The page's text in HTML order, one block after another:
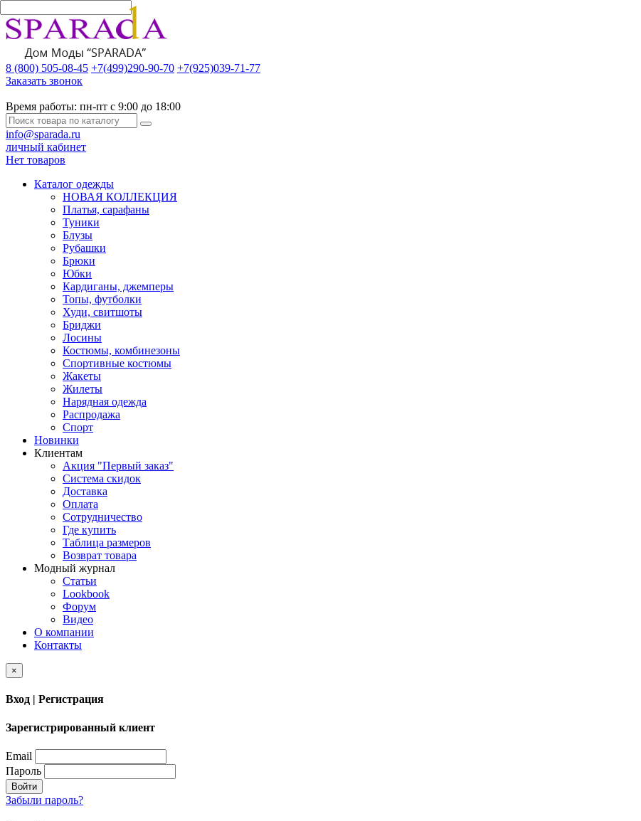
8 (800) 505-08-45 +7(499)290-90-70 +7(925)039-71-77
Заказать звонок
Время работы: пн-пт с 9:00 до 18:00
info@sparada.ru
личный кабинет
Нет товаров
Каталог одежды
НОВАЯ КОЛЛЕКЦИЯ
Платья, сарафаны
Туники
Блузы
Рубашки
Брюки
Юбки
Кардиганы, джемперы
Топы, футболки
Худи, свитшоты
Бриджи
Лосины
Костюмы, комбинезоны
Спортивные костюмы
Жакеты
Жилеты
Нарядная одежда
Распродажа
Спорт
Новинки
Клиентам
Акция "Первый заказ"
Система скидок
Доставка
Оплата
Сотрудничество
Где купить
Таблица размеров
Возврат товара
Модный журнал
Статьи
Lookbook
Форум
Видео
О компании
Контакты
×
Вход | Регистрация
Зарегистрированный клиент
Email
Пароль
Войти
Забыли пароль?